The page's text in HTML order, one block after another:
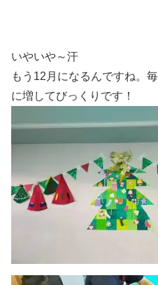
いやいや～汗
もう12月になるんですね。
に増してびっくりです！